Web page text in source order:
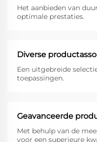
Het aanbieden van
optimale prestaties.
Diverse
Een uitgebreide
toepassingen.
Geavanceerde
Met behulp van de
voor een superieure